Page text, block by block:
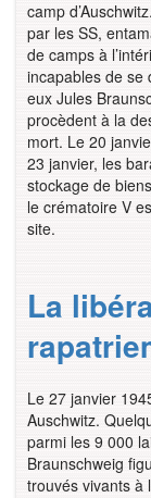
camp
par les SS,
de camps à
incapables de se
eux Jules
procèdent à la
mort. Le 20
23 janvier, les
stockage de
le crématoire V
site.
La
Le 27 janvier
Auschwitz.
parmi les 9 000
Braunschweig
trouvés vivants à